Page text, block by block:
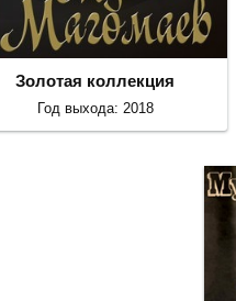
Золотая коллекция
Год выхода: 2018